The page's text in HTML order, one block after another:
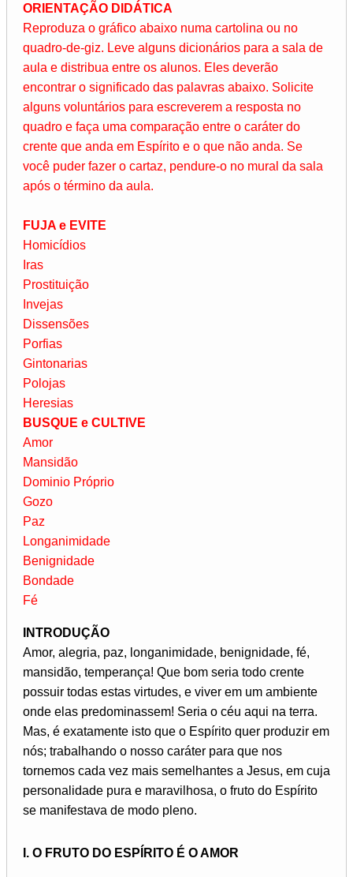
ORIENTAÇÃO DIDÁTICA
Reproduza o gráfico abaixo numa cartolina ou no
quadro-de-giz. Leve alguns dicionários para a sala de
aula e distribua entre os alunos. Eles deverão
encontrar o significado das palavras abaixo. Solicite
alguns voluntários para escreverem a resposta no
quadro e faça uma comparação entre o caráter do
crente que anda em Espírito e o que não anda. Se
você puder fazer o cartaz, pendure-o no mural da sala
após o término da aula.
FUJA e EVITE
Homicídios
Iras
Prostituição
Invejas
Dissensões
Porfias
Gintonarias
Polojas
Heresias
BUSQUE e CULTIVE
Amor
Mansidão
Dominio Próprio
Gozo
Paz
Longanimidade
Benignidade
Bondade
Fé
INTRODUÇÃO
Amor, alegria, paz, longanimidade, benignidade, fé,
mansidão, temperança! Que bom seria todo crente
possuir todas estas virtudes, e viver em um ambiente
onde elas predominassem! Seria o céu aqui na terra.
Mas, é exatamente isto que o Espírito quer produzir em
nós; trabalhando o nosso caráter para que nos
tornemos cada vez mais semelhantes a Jesus, em cuja
personalidade pura e maravilhosa, o fruto do Espírito
se manifestava de modo pleno.
I. O FRUTO DO ESPÍRITO É O AMOR